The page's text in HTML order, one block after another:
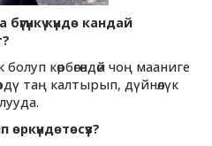
күндө кандай
көрбөгөндөй чоң мааниге
таң калтырып, дүйнөлүк